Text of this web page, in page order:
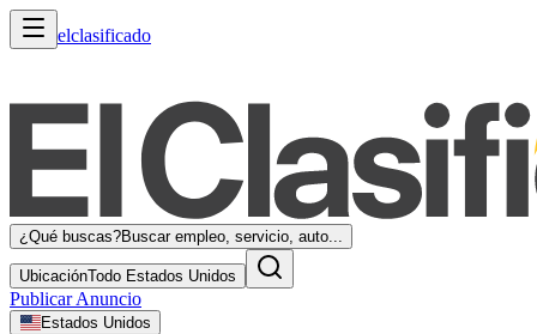
elclasificado
¿Qué buscas?Buscar empleo, servicio, auto...
UbicaciónTodo Estados Unidos
Publicar Anuncio
Estados Unidos